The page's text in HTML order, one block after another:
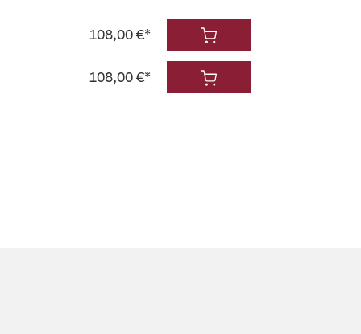
108,00 €*
108,00 €*